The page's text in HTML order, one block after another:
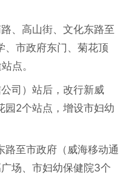
、高山街、文化东路至
、市政府东门、菊花顶
点。
司）站后，改行新威
园2个站点，增设市妇幼
路至市政府（威海移动通
场、市妇幼保健院3个